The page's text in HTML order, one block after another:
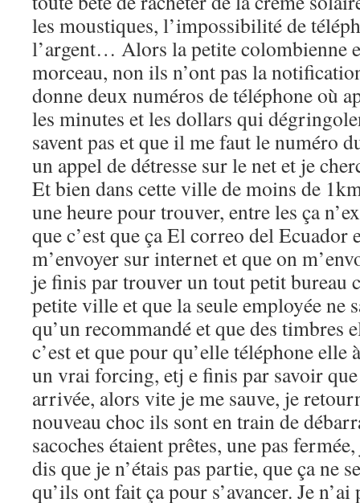
les moustiques, l’impossibilité de
l’argent… Alors la petite colombienne
morceau, non ils n’ont pas la
donne deux numéros de téléphone où
les minutes et les dollars qui
savent pas et que il me faut le numéro
un appel de détresse sur le net et je
Et bien dans cette ville de moins de
une heure pour trouver, entre les ça
que c’est que ça El correo del Ecuador
m’envoyer sur internet et que on
je finis par trouver un tout petit bureau
petite ville et que la seule employée ne
qu’un recommandé et que des timbres
c’est et que pour qu’elle téléphone elle
un vrai forcing, etj e finis par savoir que
arrivée, alors vite je me sauve, je
nouveau choc ils sont en train de
sacoches étaient prêtes, une pas
dis que je n’étais pas partie, que ça ne
qu’ils ont fait ça pour s’avancer. Je n’ai